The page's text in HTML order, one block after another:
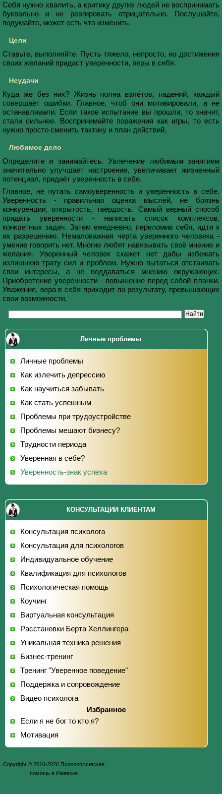
Себя нужно хвалить, а критику других людей не воспринимать
буквально и не реагировать отрицательно. Послушайте,
подумайте, может есть что изменить.
Цели
Ставьте, выполняйте. Пусть тяжело, непросто, но достижения
своих желаний придаст уверенности, веры в себя.
Неудачи
Куда же без них? Жизнь полна взлётов, падений, каждый
совершает ошибки. Главное, чтоб они мотивировали, а не
останавливали. Если такое испытание вы прошли, то значит,
стали сильнее. Воспринимайте поражения как игры, то есть
нужно просто сменить тактику и план действий.
Любимое дело
Определите и занимайтесь. Увлечение любимым занятием
значительно улучшает настроение, увеличивает жизненный
потенциал, придаёт уверенность в себе.
Главное, не путать самоуверенность и уверенность в себе.
Уверенность - правильная оценка мыслей, не боязнь
конкуренции, открытость, твёрдость. Самый верный способ
придать уверенности - написать список комплексов,
конкретных задач. Затем ежедневно, переломив себя, идти к
их разрешению. Немаловажная черта уверенного человека -
умение говорить нет. Многие любят навязывать своё мнение и
желания. Уверенный человек скажет нет дабы избежать
излишнюю трату сил и проблем. Нужно пытаться отстаивать
свои интересы, а не поддаваться мнению окружающих.
Приобретение уверенности - повышение перед собой планки.
Уважение, вера в себя приходит по результату, превышающих
свои возможности.
Личные проблемы
Личные проблемы
Как излечить депрессию
Как научиться забывать
Как стать успешным
Проблемы при трудоустройстве
Проблемы мешают бизнесу?
Трудности периода
Уверенная в себе?
Уверенность-знак успеха
КОНСУЛЬТАЦИИ КЛИЕНТАМ
Консультация психолога
Консультация для психологов
Индивидуальное обучение
Квалификация для психологов
Психологическая помощь
Коучинг
Виртуальная консультация
Расстановки Берта Хеллингера
Уникальная техника решения
Бизнес-тренинг
Тренинг "Уверенное поведение"
Поддержка и сопровождение
Видео психолога
Избранное
Если я не бог то кто я?
Мотивация
Copyright © 2010-2026 Психологическая
помощь в Ижевске